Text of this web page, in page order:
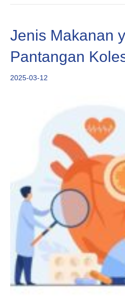
Jenis Makanan
Pantangan
2025-03-12